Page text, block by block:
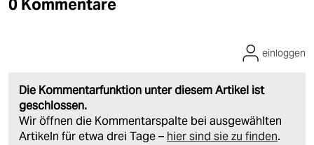
0 Kommentare
Die Kommentarfunktion unter diesem Artikel ist
geschlossen.
Wir öffnen die Kommentarspalte bei ausgewählten
Artikeln für etwa drei Tage – hier sind sie zu finden.
einloggen